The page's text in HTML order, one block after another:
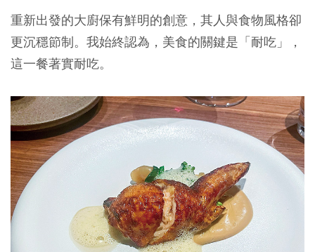
重新出發的大廚保有鮮明的創意，其人與食物風格卻
更沉穩節制。我始終認為，美食的關鍵是「耐吃」，
這一餐著實耐吃。